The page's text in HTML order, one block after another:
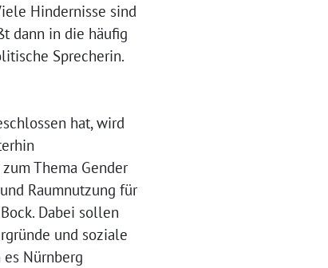
Hindernisse sind
dann in die häufig
Sprecherin.
hat, wird
Thema Gender
Raumnutzung für
Dabei sollen
und soziale
Nürnberg